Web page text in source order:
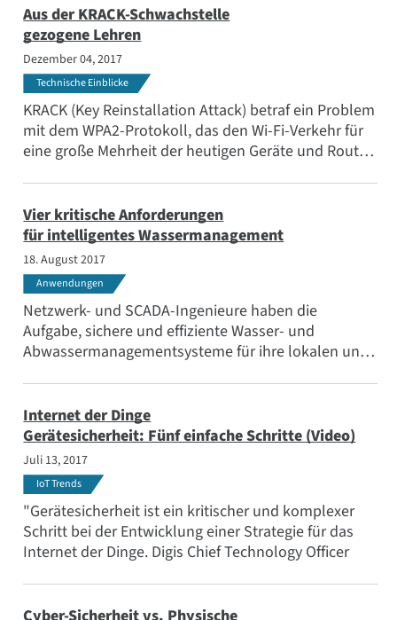
die Kasse.
Aus der KRACK-Schwachstelle
gezogene Lehren
Dezember 04, 2017
Technische Einblicke
KRACK (Key Reinstallation Attack) betraf ein Problem
mit dem WPA2-Protokoll, das den Wi-Fi-Verkehr für
eine große Mehrheit der heutigen Geräte und Router
können wir daraus lernen?
Vier kritische Anforderungen
für intelligentes Wassermanagement
18. August 2017
Anwendungen
Netzwerk- und SCADA-Ingenieure haben die
Aufgabe, sichere und effiziente Wasser- und
Abwassermanagementsysteme für ihre lokalen und
verteilte Hebeanlagen und kommunale
Wasseraufbereitungsanlagen zu unterstützen.
Internet der Dinge
Gerätesicherheit: Fünf einfache Schritte (Video)
Juli 13, 2017
IoT Trends
"Gerätesicherheit ist ein kritischer und komplexer
Schritt bei der Entwicklung einer Strategie für das
Internet der Dinge. Digis Chief Technology Officer